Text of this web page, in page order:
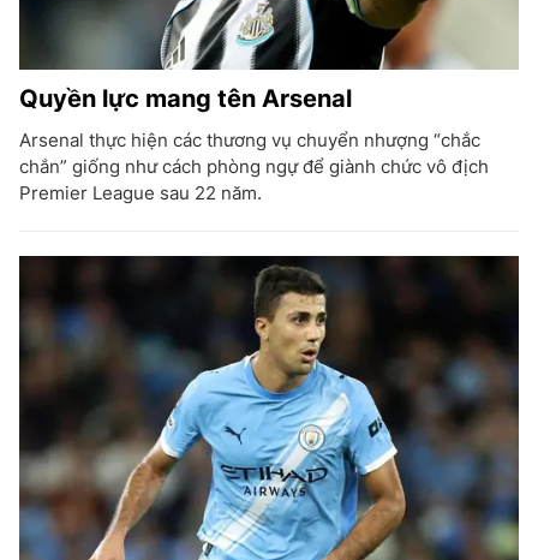
Quyền lực mang tên Arsenal
Arsenal thực hiện các thương vụ chuyển nhượng “chắc
chắn” giống như cách phòng ngự để giành chức vô địch
Premier League sau 22 năm.